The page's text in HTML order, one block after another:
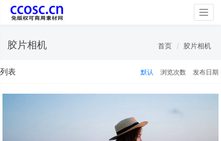
胶片相机 首页 胶片相机
列表 默认 浏览次数 发布日期